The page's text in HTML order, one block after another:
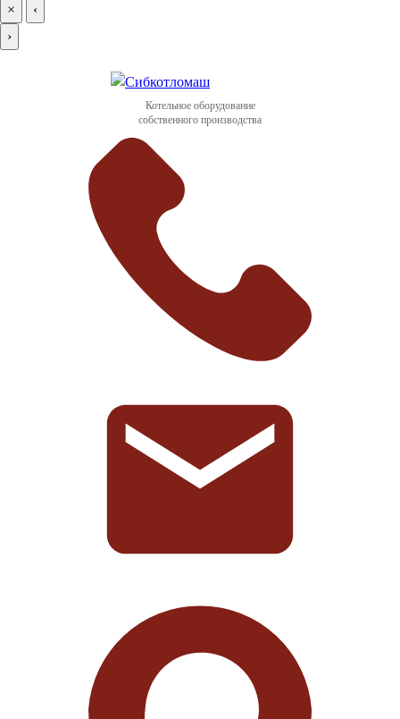
×
‹
›
Котельное оборудование
собственного производства